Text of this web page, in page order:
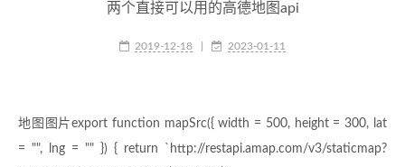
两个直接可以用的高德地图api
2019-12-18 2023-01-11
地图图片export function mapSrc({ width = 500, height = 300, lat
= "", lng = "" }) { return `http://restapi.amap.com/v3/staticmap?